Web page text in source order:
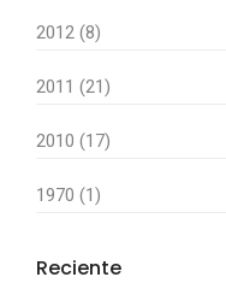
2012 (8)
2011 (21)
2010 (17)
1970 (1)
Reciente